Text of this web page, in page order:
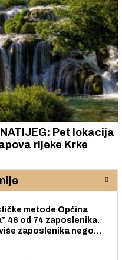
Pet lokacija
rijeke Krke
metode Općina
46 od 74 zaposlenika.
zaposlenika nego